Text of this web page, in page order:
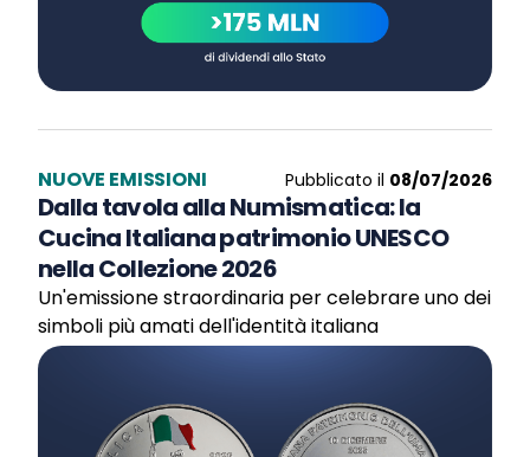
NUOVE EMISSIONI Pubblicato il 08/07/2026
Dalla tavola alla Numismatica: la
Cucina Italiana patrimonio UNESCO
nella Collezione 2026
Un'emissione straordinaria per celebrare uno dei
simboli più amati dell'identità italiana